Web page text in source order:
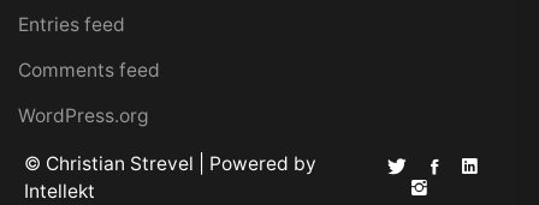
Entries feed
Comments feed
WordPress.org
© Christian Strevel | Powered by
Intellekt